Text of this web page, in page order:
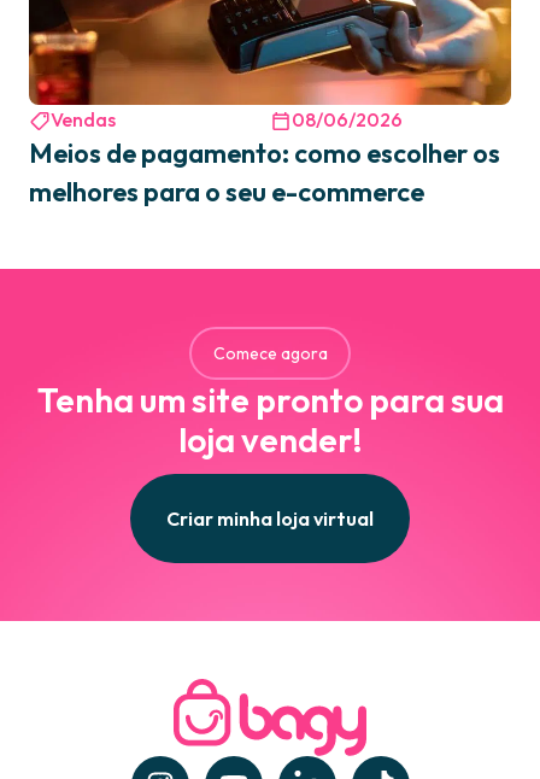
Vendas 08/06/2026
Meios de pagamento: como escolher os
melhores para o seu e-commerce
Comece agora
Tenha um site pronto para sua
loja vender!
Criar minha loja virtual